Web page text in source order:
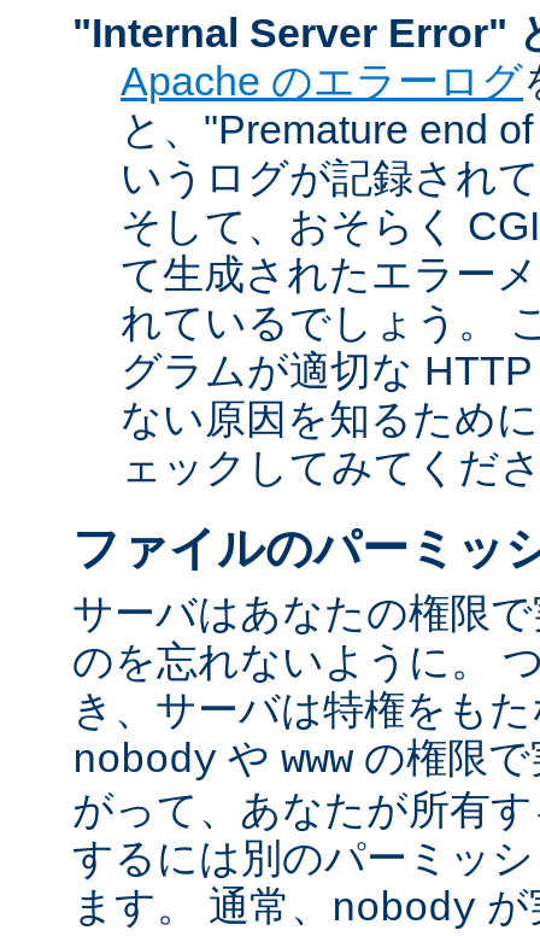
"Internal Server Error"
Apache のエラーログ
と、"Premature end
いうログが記録され
そして、おそらく
て生成されたエラー
れているでしょう。
グラムが適切な
ない原因を知るため
ェックしてみてくだ
ファイルのパーミッ
サーバはあなたの権限
のを忘れないように。
き、サーバは特権をも
nobody や www の権限
がって、あなたが所有
するには別のパーミッ
ます。 通常、 nobody が